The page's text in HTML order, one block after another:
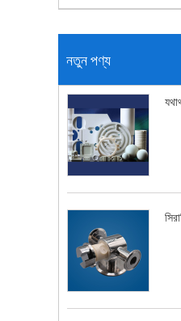
নতুন পণ্য